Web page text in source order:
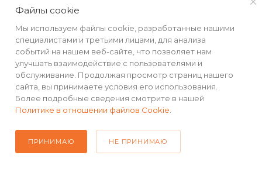
КАТАЛОГ
РЕКВИЗИТЫ
ПОМОЩЬ
Файлы cookie
Мы используем файлы cookie, разработанные нашими
специалистами и третьими лицами, для анализа
событий на нашем веб-сайте, что позволяет нам
улучшать взаимодействие с пользователями и
обслуживание. Продолжая просмотр страниц нашего
сайта, вы принимаете условия его использования.
Более подробные сведения смотрите в нашей
Политике в отношении файлов Cookie
ПРИНИМАЮ НЕ ПРИНИМАЮ